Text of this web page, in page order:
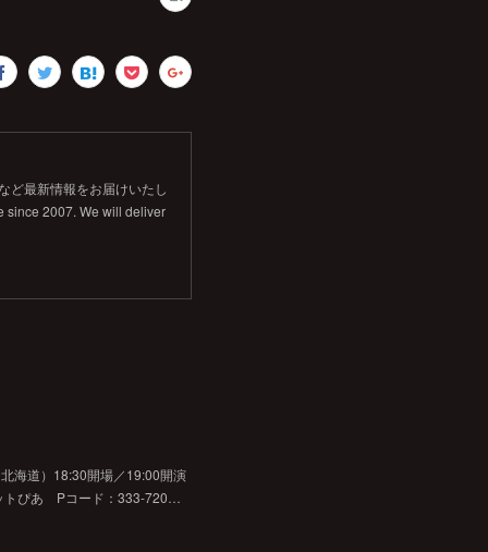
ど最新情報をお届けいたし
since 2007. We will deliver
海道）18:30開場／19:00開演
トぴあ Pコード：333-720…